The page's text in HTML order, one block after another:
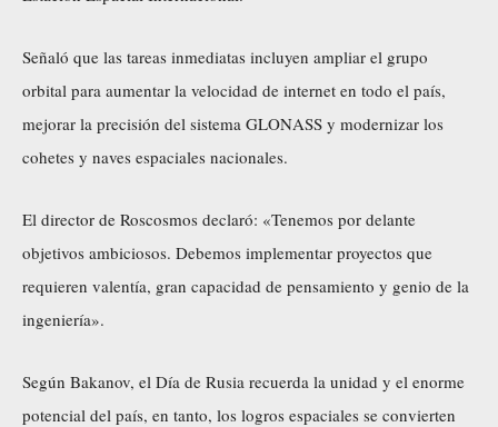
Señaló que las tareas inmediatas incluyen ampliar el grupo
orbital para aumentar la velocidad de internet en todo el país,
mejorar la precisión del sistema GLONASS y modernizar los
cohetes y naves espaciales nacionales.
El director de Roscosmos declaró: «Tenemos por delante
objetivos ambiciosos. Debemos implementar proyectos que
requieren valentía, gran capacidad de pensamiento y genio de la
ingeniería».
Según Bakanov, el Día de Rusia recuerda la unidad y el enorme
potencial del país, en tanto, los logros espaciales se convierten